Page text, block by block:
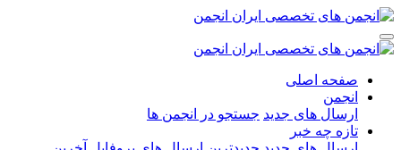
صفحه اصلی
انجمن
ارسال های جدید جستجو در انجمن ها
تازه چه خبر